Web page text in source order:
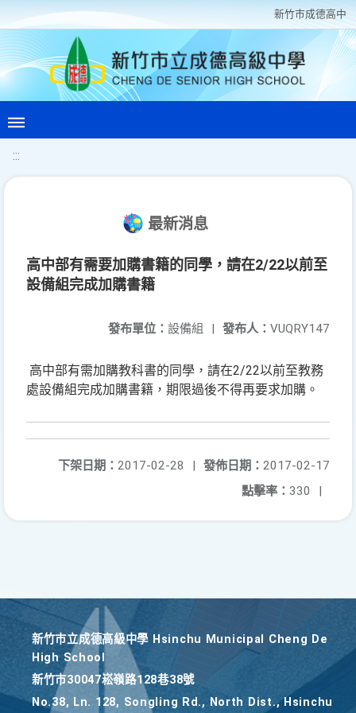
新竹巿成德高中
:::
最新消息
高中部有需要加購書籍的同學，請在2/22以前至
設備組完成加購書籍
發布人： VUQRY147
發布單位： 設備組 |
高中部有需加購教科書的同學，請在2/22以前至教務
處設備組完成加購書籍，期限過後不得再要求加購。
發佈日期： 2017-02-17
下架日期： 2017-02-28
|
點擊率： 330 |
新竹巿立成德高級中學 Hsinchu Municipal Cheng De
High School
新竹巿30047崧嶺路128巷38號
No.38, Ln. 128, Songling Rd., North Dist., Hsinchu